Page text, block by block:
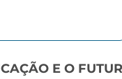
E O